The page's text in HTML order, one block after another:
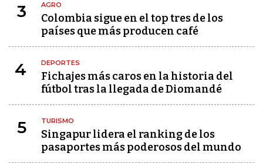
3 AGRO
Colombia sigue en el top tres de los
países que más producen café
4 DEPORTES
Fichajes más caros en la historia del
fútbol tras la llegada de Diomandé
5 TURISMO
Singapur lidera el ranking de los
pasaportes más poderosos del mundo